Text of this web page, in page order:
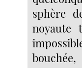
sphère
noyaute